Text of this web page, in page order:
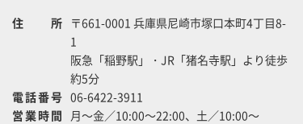
住所 〒661-0001 兵庫県尼崎市塚口本町4丁目8-
1
阪急「稲野駅」・JR「猪名寺駅」より徒歩
約5分
電話番号 06-6422-3911
営業時間
月～金／10:00～22:00、土／10:00～